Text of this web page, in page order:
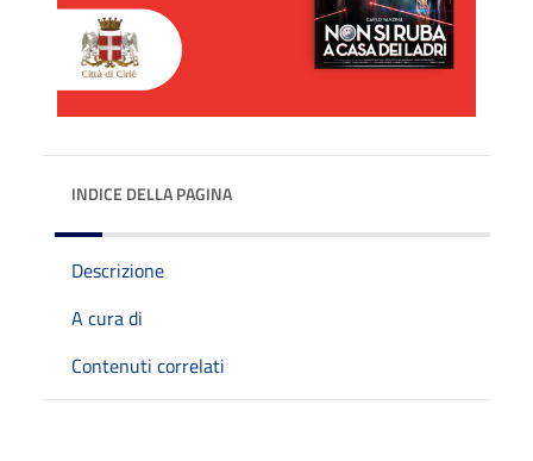
INDICE DELLA PAGINA
Descrizione
A cura di
Contenuti correlati